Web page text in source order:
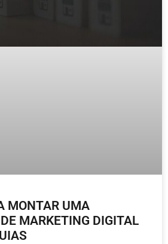
MONTAR UMA
MARKETING DIGITAL